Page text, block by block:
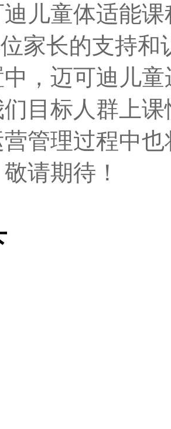
儿童体适能课
家长的支持和
，迈可迪儿
目标人群上
管理过程中
请期待！